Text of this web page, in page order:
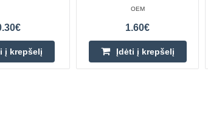
į krepšelį
OEM
1.60€
Įdėti į krepšelį